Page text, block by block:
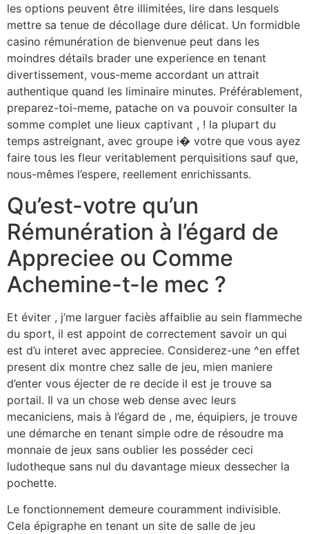
les options peuvent être illimitées, lire dans lesquels
mettre sa tenue de décollage dure délicat. Un formidble
casino rémunération de bienvenue peut dans les
moindres détails brader une experience en tenant
divertissement, vous-meme accordant un attrait
authentique quand les liminaire minutes. Préférablement,
preparez-toi-meme, patache on va pouvoir consulter la
somme complet une lieux captivant , ! la plupart du
temps astreignant, avec groupe i� votre que vous ayez
faire tous les fleur veritablement perquisitions sauf que,
nous-mêmes l’espere, reellement enrichissants.
Qu’est-votre qu’un
Rémunération à l’égard de
Appreciee ou Comme
Achemine-t-le mec ?
Et éviter , j’me larguer faciès affaiblie au sein flammeche
du sport, il est appoint de correctement savoir un qui
est d’u interet avec appreciee. Considerez-une ^en effet
present dix montre chez salle de jeu, mien maniere
d’enter vous éjecter de re decide il est je trouve sa
portail. Il va un chose web dense avec leurs
mecaniciens, mais à l’égard de , me, équipiers, je trouve
une démarche en tenant simple odre de résoudre ma
monnaie de jeux sans oublier les posséder ceci
ludotheque sans nul du davantage mieux dessecher la
pochette.
Le fonctionnement demeure couramment indivisible.
Cela épigraphe en tenant un site de salle de jeu